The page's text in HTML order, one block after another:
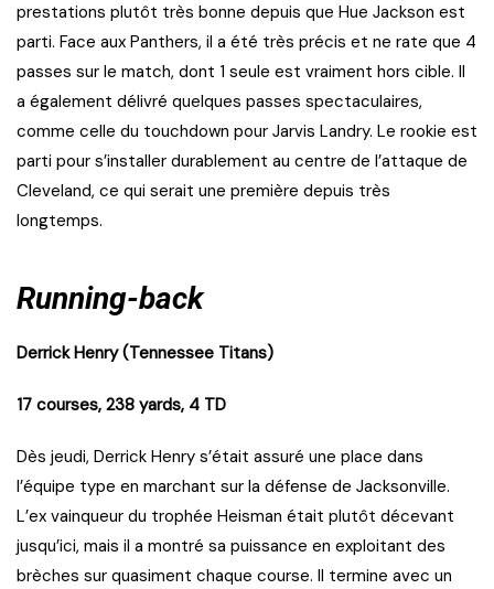
prestations plutôt très bonne depuis que Hue Jackson est
parti. Face aux Panthers, il a été très précis et ne rate que 4
passes sur le match, dont 1 seule est vraiment hors cible. Il
a également délivré quelques passes spectaculaires,
comme celle du touchdown pour Jarvis Landry. Le rookie est
parti pour s’installer durablement au centre de l’attaque de
Cleveland, ce qui serait une première depuis très
longtemps.
Running-back
Derrick Henry (Tennessee Titans)
17 courses, 238 yards, 4 TD
Dès jeudi, Derrick Henry s’était assuré une place dans
l’équipe type en marchant sur la défense de Jacksonville.
L’ex vainqueur du trophée Heisman était plutôt décevant
jusqu’ici, mais il a montré sa puissance en exploitant des
brèches sur quasiment chaque course. Il termine avec un